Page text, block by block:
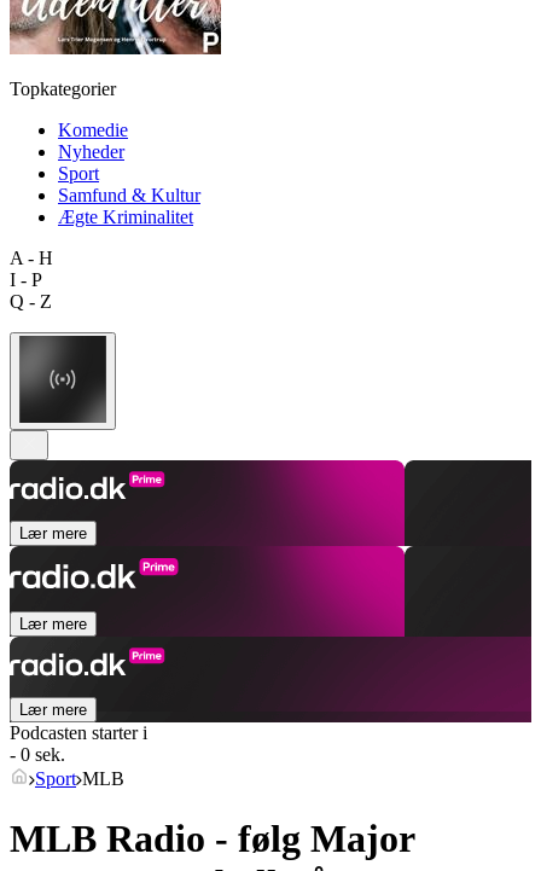
Topkategorier
Komedie
Nyheder
Sport
Samfund & Kultur
Ægte Kriminalitet
A - H
I - P
Q - Z
Lær mere
Lær mere
Lær mere
Podcasten starter i
- 0 sek.
Sport MLB
MLB Radio - følg Major